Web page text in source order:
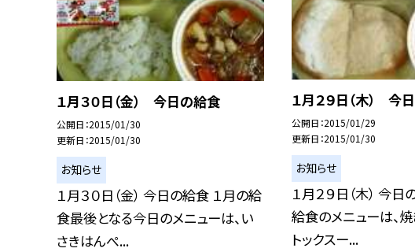
１月３０日（金） 今日の給食
公開日 2015/01/30
更新日 2015/01/30
お知らせ
１月３０日（金） 今日の給食 １月の給
食最後となる今日のメニューは、い
さきはんぺ...
１月２９日（木） 今
公開日 2015/01/29
更新日 2015/01/30
お知らせ
１月２９日（木） 今
給食のメニューは、
トックスー...